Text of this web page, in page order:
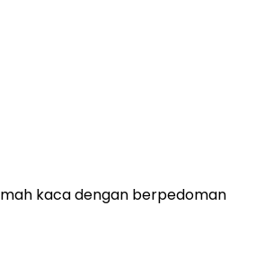
kaca dengan berpedoman